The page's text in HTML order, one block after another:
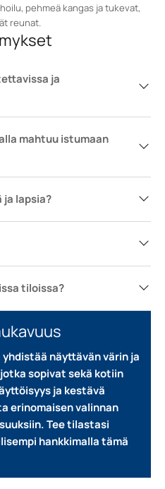
pehmeä kangas ja tukevat,
reunat.
ja
mahtuu istumaan
ja lapsia?
tiloissa?
yhdistää näyttävän värin ja
sopivat sekä kotiin
ja kestävä
erinomaisen valinnan
Tee tilastasi
hankkimalla tämä